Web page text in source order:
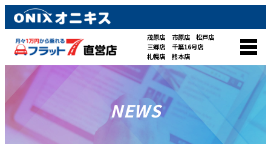
茂原店 市原店
松戸店
三郷店
千葉16号店
札幌店
熊本店
NEWS